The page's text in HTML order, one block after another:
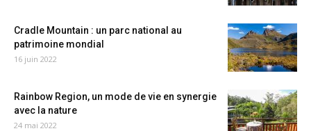
Cradle Mountain : un parc national au
patrimoine mondial
16 juin 2022
Rainbow Region, un mode de vie en synergie
avec la nature
24 mai 2022